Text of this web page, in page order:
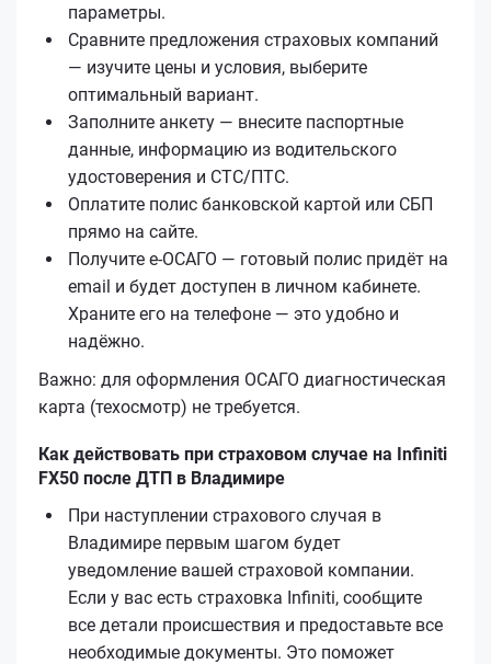
параметры.
Сравните предложения страховых компаний
— изучите цены и условия, выберите
оптимальный вариант.
Заполните анкету — внесите паспортные
данные, информацию из водительского
удостоверения и СТС/ПТС.
Оплатите полис банковской картой или СБП
прямо на сайте.
Получите е‑ОСАГО — готовый полис придёт на
email и будет доступен в личном кабинете.
Храните его на телефоне — это удобно и
надёжно.
Важно: для оформления ОСАГО диагностическая
карта (техосмотр) не требуется.
Как действовать при страховом случае на Infiniti
FX50 после ДТП в Владимире
При наступлении страхового случая в
Владимире первым шагом будет
уведомление вашей страховой компании.
Если у вас есть страховка Infiniti, сообщите
все детали происшествия и предоставьте все
необходимые документы. Это поможет